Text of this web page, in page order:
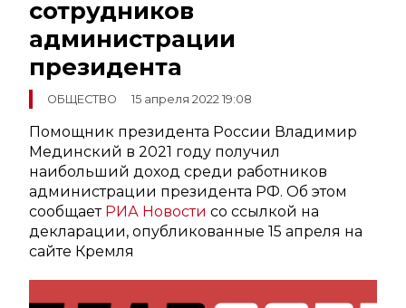
сотрудников
администрации
президента
ОБЩЕСТВО 15 апреля 2022 19:08
Помощник президента России Владимир
Мединский в 2021 году получил
наибольший доход среди работников
администрации президента РФ. Об этом
сообщает РИА Новости со ссылкой на
декларации, опубликованные 15 апреля на
сайте Кремля